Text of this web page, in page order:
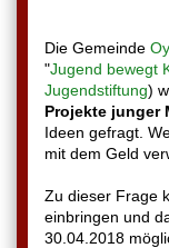
Die Gemeinde
"Jugend bewegt
Jugendstiftung)
Projekte junger
Ideen gefragt.
mit dem Geld
Zu dieser Frage
einbringen und
30.04.2018